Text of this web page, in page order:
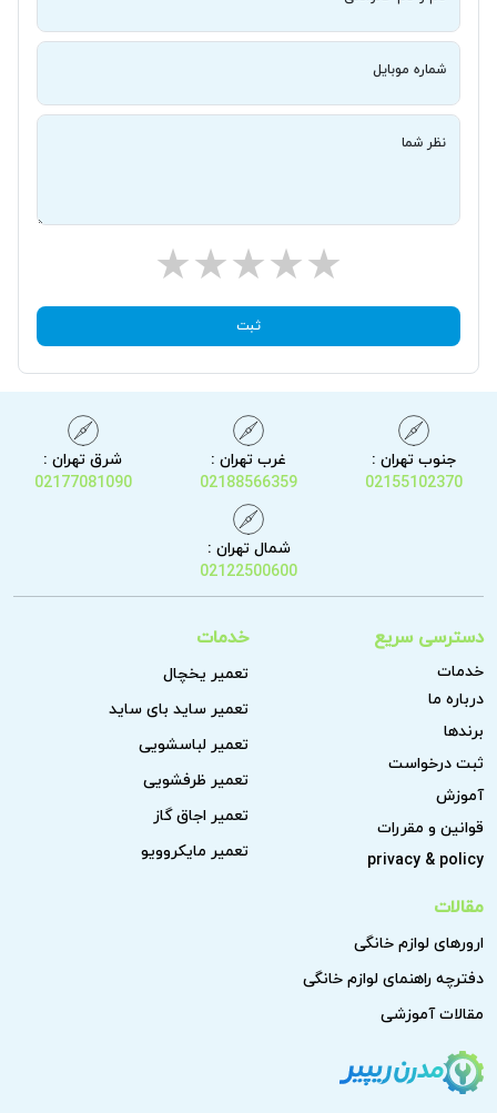
شماره موبایل
نظر شما
ثبت
جنوب تهران :
02155102370
غرب تهران :
02188566359
شرق تهران :
02177081090
شمال تهران :
02122500600
دسترسی سریع
خدمات
درباره ما
برندها
ثبت درخواست
آموزش
قوانین و مقررات
privacy & policy
خدمات
تعمیر یخچال
تعمیر ساید بای ساید
تعمیر لباسشویی
تعمیر ظرفشویی
تعمیر اجاق گاز
تعمیر مایکروویو
مقالات
ارورهای لوازم خانگی
دفترچه راهنمای لوازم خانگی
مقالات آموزشی